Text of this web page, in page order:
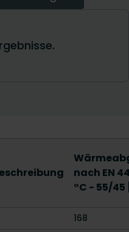
nach EN
°C - 55/
168